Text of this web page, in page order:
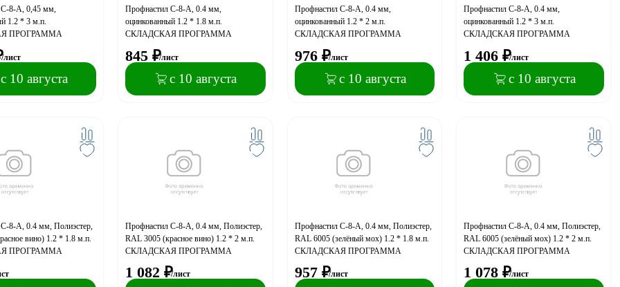
С-8-A, 0,45 мм,
1.2 * 3 м.п.
ПРОГРАММА
/лист
с 10 августа
Профнастил С-8-A, 0.4 мм,
оцинкованный 1.2 * 1.8 м.п.
СКЛАДСКАЯ ПРОГРАММА
845 ₽/лист
с 10 августа
Профнастил С-8-A, 0.4 мм,
оцинкованный 1.2 * 2 м.п.
СКЛАДСКАЯ ПРОГРАММА
976 ₽/лист
с 10 августа
Профнастил С-8-A, 0.4 мм,
оцинкованный 1.2 * 3 м.п.
СКЛАДСКАЯ ПРОГРАММА
1 406 ₽/лист
с 10 августа
8-A, 0.4 мм, Полиэстер,
вино) 1.2 * 1.8 м.п.
ПРОГРАММА
Профнастил С-8-A, 0.4 мм, Полиэстер,
RAL 3005 (красное вино) 1.2 * 2 м.п.
СКЛАДСКАЯ ПРОГРАММА
1 082 ₽/лист
Профнастил С-8-A, 0.4 мм, Полиэстер,
RAL 6005 (зелёный мох) 1.2 * 1.8 м.п.
СКЛАДСКАЯ ПРОГРАММА
957 ₽/лист
Профнастил С-8-A, 0.4 мм, Полиэстер,
RAL 6005 (зелёный мох) 1.2 * 2 м.п.
СКЛАДСКАЯ ПРОГРАММА
1 078 ₽/лист